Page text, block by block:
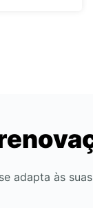
adapta às suas